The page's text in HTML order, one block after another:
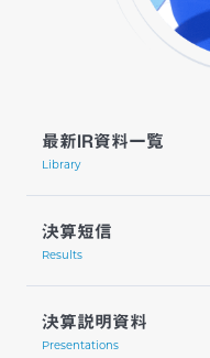
最新IR資料一覧
Library
決算短信
Results
決算説明資料
Presentations